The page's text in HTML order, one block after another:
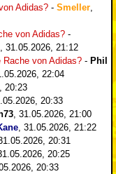
Adidas? - Smeller
von Adidas? -
31.05.2026, 21:12
Rache von Adidas? - Phil
22:04
20:23
20:33
31.05.2026, 21:00
31.05.2026, 21:22
20:31
20:25
20:33